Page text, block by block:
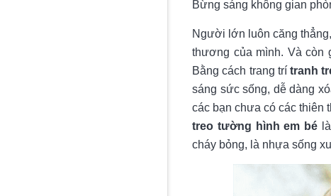
Bừng sáng không gian
Người lớn luôn căng
thương của mình. Và còn
Bằng cách trang trítranh
sáng sức sống, dễ dàng
các bạn chưa có các thiên
treo tường hình em bé
cháy bỏng, là nhựa sống